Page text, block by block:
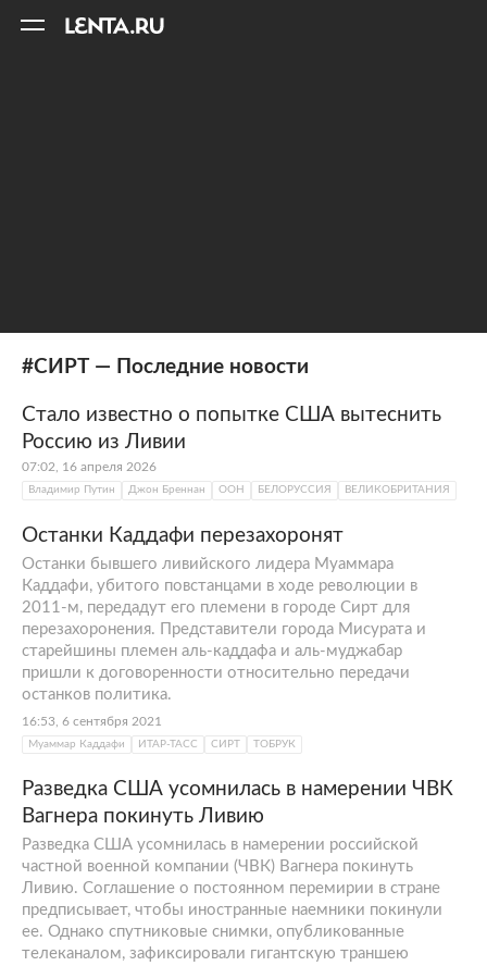
#СИРТ — Последние новости
Стало известно о попытке США вытеснить
Россию из Ливии
07:02, 16 апреля 2026
Владимир Путин Джон Бреннан ООН БЕЛОРУССИЯ ВЕЛИКОБРИТАНИЯ
Останки Каддафи перезахоронят
Останки бывшего ливийского лидера Муаммара
Каддафи, убитого повстанцами в ходе революции в
2011-м, передадут его племени в городе Сирт для
перезахоронения. Представители города Мисурата и
старейшины племен аль-каддафа и аль-муджабар
пришли к договоренности относительно передачи
останков политика.
16:53, 6 сентября 2021
Муаммар Каддафи ИТАР-ТАСС СИРТ ТОБРУК
Разведка США усомнилась в намерении ЧВК
Вагнера покинуть Ливию
Разведка США усомнилась в намерении российской
частной военной компании (ЧВК) Вагнера покинуть
Ливию. Соглашение о постоянном перемирии в стране
предписывает, чтобы иностранные наемники покинули
ее. Однако спутниковые снимки, опубликованные
телеканалом, зафиксировали гигантскую траншею